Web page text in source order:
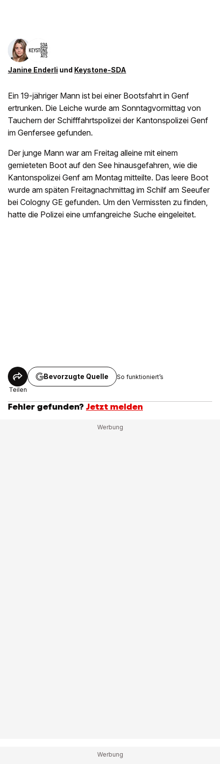
Janine Enderli und Keystone-SDA
Ein 19-jähriger Mann ist bei einer Bootsfahrt in Genf
ertrunken. Die Leiche wurde am Sonntagvormittag von
Tauchern der Schifffahrtspolizei der Kantonspolizei Genf
im Genfersee gefunden.
Der junge Mann war am Freitag alleine mit einem
gemieteten Boot auf den See hinausgefahren, wie die
Kantonspolizei Genf am Montag mitteilte. Das leere Boot
wurde am späten Freitagnachmittag im Schilf am Seeufer
bei Cologny GE gefunden. Um den Vermissten zu finden,
hatte die Polizei eine umfangreiche Suche eingeleitet.
Teilen
Bevorzugte Quelle So funktioniert’s
Fehler gefunden? Jetzt melden